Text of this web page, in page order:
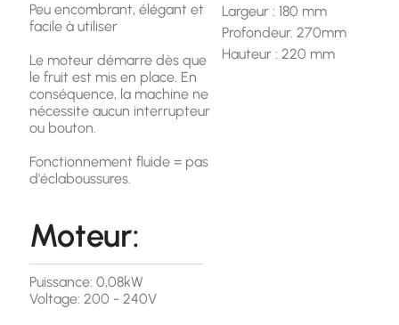
Peu encombrant, élégant et
facile à utiliser
Le moteur démarre dès que
le fruit est mis en place. En
conséquence, la machine ne
nécessite aucun interrupteur
ou bouton.
Fonctionnement fluide = pas
d'éclaboussures.
Moteur:
Puissance: 0,08kW
Voltage: 200 - 240V
Largeur : 180 mm
Profondeur. 270mm
Hauteur : 220 mm